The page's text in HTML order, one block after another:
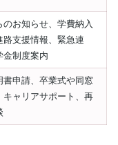
のお知らせ、学費納入
路支援情報、緊急連
金制度案内
書申請、卒業式や同窓
キャリアサポート、再